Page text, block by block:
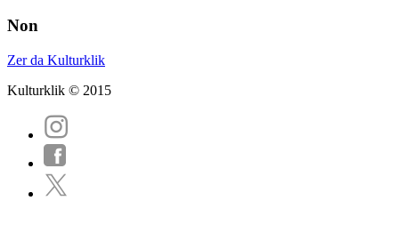
Non
Zer da Kulturklik
Kulturklik © 2015